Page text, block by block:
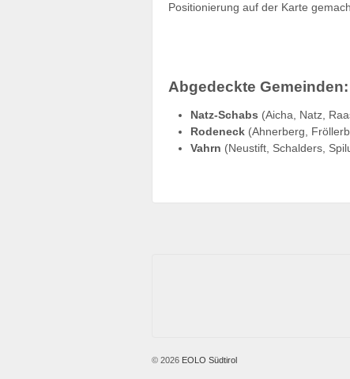
Positionierung auf der Karte
Abgedeckte Gemeinden:
Natz-Schabs (Aicha, Natz,
Rodeneck (Ahnerberg,
Vahrn (Neustift, Schalders,
© 2026 EOLO Südtirol